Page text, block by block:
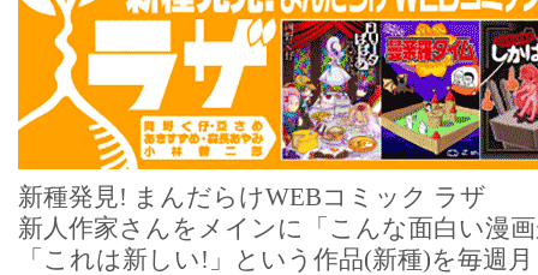
新種発見! まんだらけWEBコミック ラザ
新人作家さんをメインに「こんな面白い漫
「これは新しい!」という作品(新種)を毎週